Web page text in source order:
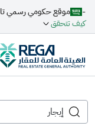
-
موقع حكومي رسمي
كيف تتحقق